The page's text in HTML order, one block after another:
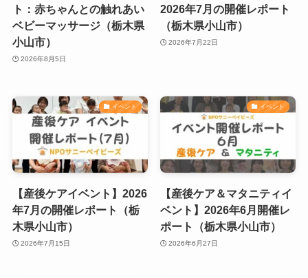
ト：赤ちゃんとの触れあい
ベビーマッサージ（栃木県
小山市）
2026年8月5日
2026年7月の開催レポート
（栃木県小山市）
2026年7月22日
イベント
【産後ケアイベント】2026
年7月の開催レポート（栃
木県小山市）
2026年7月15日
イベント
【産後ケア＆マタニティイ
ベント】2026年6月開催レ
ポート（栃木県小山市）
2026年6月27日